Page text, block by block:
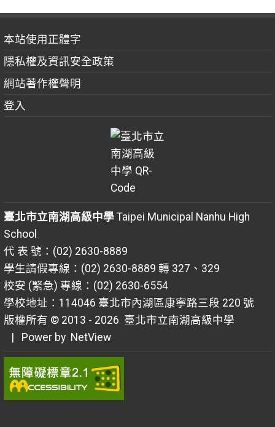
本站使用正體字
隱私權及資訊安全政策
網站著作權聲明
登入
臺北市立南湖高級中學Taipei Municipal Nanhu High
School
代 表 號：(02) 2630-8889
學生請假專線：(02) 2630-8889 轉 327、329
校安 (緊急) 專線：(02) 2630-6554
學校地址：114046 臺北市內湖區康寧路三段 220 號
版權所有 © 2013 - 2026 臺北市立南湖高級中學
| Power by NetView